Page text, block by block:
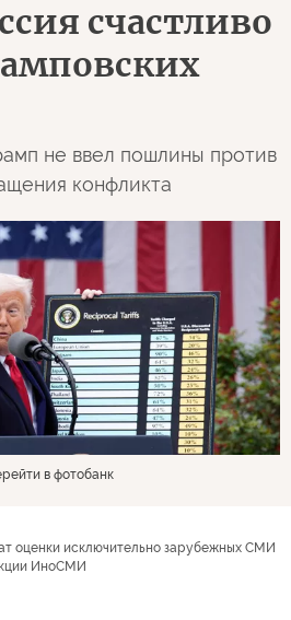
счастливо
не ввел пошлины против
конфликта
в фотобанк
оценки исключительно зарубежных СМИ
ИноСМИ